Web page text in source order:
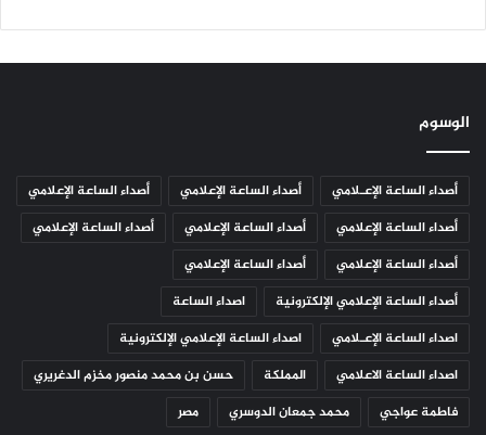
الوسوم
أصداء الساعة الإعـلامي أصداء الساعة الإعلامي
أصداء الساعة الإعلامي
أصداء الساعة الإعلامي
أصداء الساعة الإعلامي
أصداء الساعة الإعلامي
أصداء الساعة الإعلامي
أصداء الساعة الإعلامي
أصداء الساعة الإعلامي الإلكترونية
اصداء الساعة
اصداء الساعة الإعـلامي
اصداء الساعة الإعلامي الإلكترونية
اصداء الساعة الاعلامي
المملكة
حسن بن محمد منصور مخزم الدغريري
فاطمة عواجي
محمد جمعان الدوسري مصر